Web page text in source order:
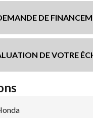
DE
DE VOTRE